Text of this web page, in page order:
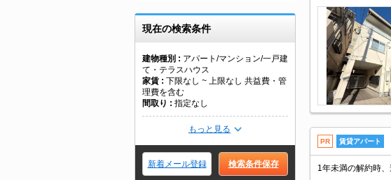
現在の検索条件
建物種別
アパート/マンション/一戸建
て・テラスハウス
家賃
下限なし ~ 上限なし 共益費・管
理費を含む
間取り
指定なし
もっと見る
新着メール登録 検索条件保存
PR 賃貸アパート